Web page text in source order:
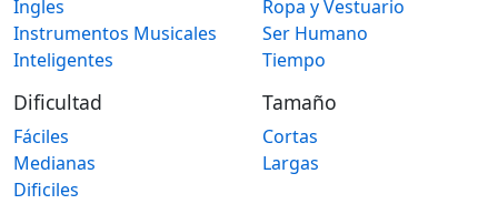
Ingles
Instrumentos Musicales
Inteligentes
Ropa y Vestuario
Ser Humano
Tiempo
Dificultad
Fáciles
Medianas
Dificiles
Tamaño
Cortas
Largas